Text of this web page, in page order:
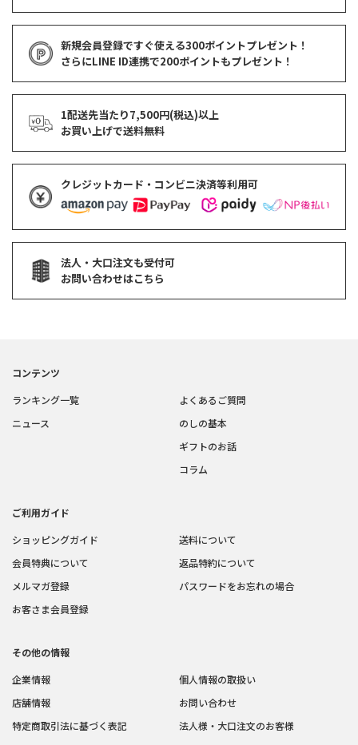
新規会員登録ですぐ使える300ポイントプレゼント！
さらにLINE ID連携で200ポイントもプレゼント！
1配送先当たり7,500円(税込)以上
お買い上げで送料無料
クレジットカード・コンビニ決済等利用可
法人・大口注文も受付可
お問い合わせはこちら
コンテンツ
ランキング一覧
ニュース
よくあるご質問
のしの基本
ギフトのお話
コラム
ご利用ガイド
ショッピングガイド
会員特典について
メルマガ登録
お客さま会員登録
送料について
返品特約について
パスワードをお忘れの場合
その他の情報
企業情報
店舗情報
特定商取引法に基づく表記
個人情報の取扱い
お問い合わせ
法人様・大口注文のお客様